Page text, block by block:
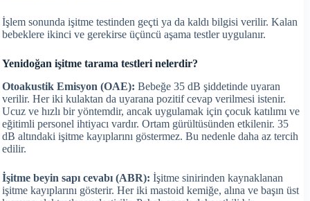
İşlem sonunda işitme testinden geçti ya da kaldı bilgisi verilir. Kalan
bebeklere ikinci ve gerekirse üçüncü aşama testler uygulanır.
Yenidoğan işitme tarama testleri nelerdir?
Otoakustik Emisyon (OAE): Bebeğe 35 dB şiddetinde uyaran
verilir. Her iki kulaktan da uyarana pozitif cevap verilmesi istenir.
Ucuz ve hızlı bir yöntemdir, ancak uygulamak için çocuk katılımı ve
eğitimli personel ihtiyacı vardır. Ortam gürültüsünden etkilenir. 35
dB altındaki işitme kayıplarını göstermez. Bu nedenle daha az tercih
edilir.
İşitme beyin sapı cevabı (ABR): İşitme sinirinden kaynaklanan
işitme kayıplarını gösterir. Her iki mastoid kemiğe, alına ve başın üst